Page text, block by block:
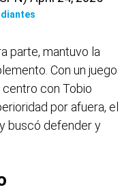
parte, mantuvo la
Con un juego
con Tobio
por afuera, el
buscó defender y